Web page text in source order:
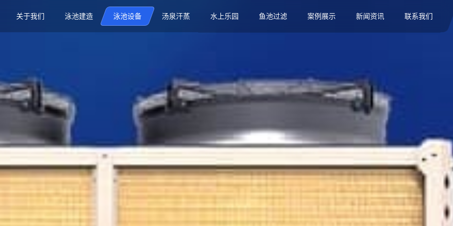
关于我们 泳池建造 泳池设备 汤泉汗蒸 水上乐园 鱼池过滤 案例展示 新闻资讯 联系我们